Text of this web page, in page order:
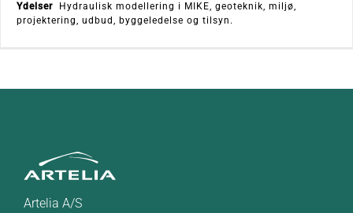
Ydelser Hydraulisk modellering i MIKE, geoteknik, miljø,
projektering, udbud, byggeledelse og tilsyn.
Artelia A/S